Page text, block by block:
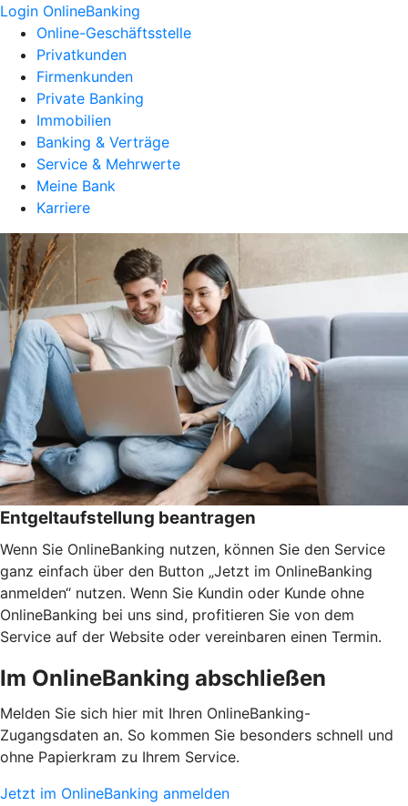
Login OnlineBanking
Online-Geschäftsstelle
Privatkunden
Firmenkunden
Private Banking
Immobilien
Banking & Verträge
Service & Mehrwerte
Meine Bank
Karriere
Entgeltaufstellung beantragen
Wenn Sie OnlineBanking nutzen, können Sie den Service
ganz einfach über den Button „Jetzt im OnlineBanking
anmelden“ nutzen. Wenn Sie Kundin oder Kunde ohne
OnlineBanking bei uns sind, profitieren Sie von dem
Service auf der Website oder vereinbaren einen Termin.
Im OnlineBanking abschließen
Melden Sie sich hier mit Ihren OnlineBanking-
Zugangsdaten an. So kommen Sie besonders schnell und
ohne Papierkram zu Ihrem Service.
Jetzt im OnlineBanking anmelden